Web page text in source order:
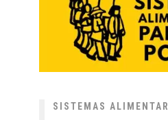
SISTEMAS